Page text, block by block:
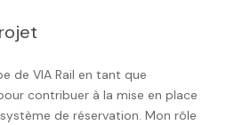
de VIA Rail en tant que
contribuer à la mise en place
de réservation. Mon rôle